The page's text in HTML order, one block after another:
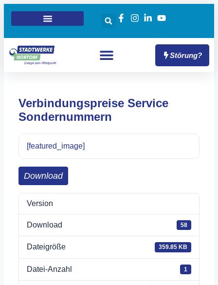
Störung?
Verbindungspreise Service
Sondernummern
[featured_image]
Download
Version
Download 58
Dateigröße 359.85 KB
Datei-Anzahl 1